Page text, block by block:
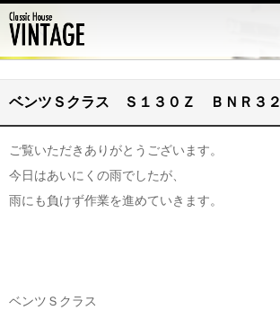
レストア
ベンツＳクラス Ｓ１３０Ｚ ＢＮＲ３２
ご覧いただきありがとうございます。
今日はあいにくの雨でしたが、
雨にも負けず作業を進めていきます。
ベンツＳクラス